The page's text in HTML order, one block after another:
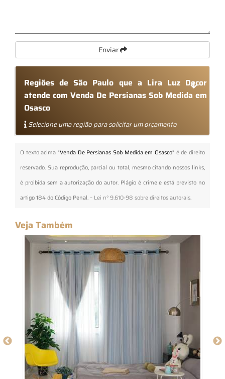
Enviar
Regiões de São Paulo que a Lira Luz Decor
atende com Venda De Persianas Sob Medida em
Osasco
Selecione uma região para solicitar um orçamento
O texto acima "Venda De Persianas Sob Medida em Osasco" é de direito
reservado. Sua reprodução, parcial ou total, mesmo citando nossos links,
é proibida sem a autorização do autor. Plágio é crime e está previsto no
artigo 184 do Código Penal. – Lei n° 9.610-98 sobre direitos autorais.
Veja Também